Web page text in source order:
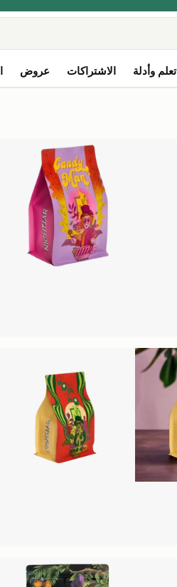
عروض الاشتراكات تعلم وأدلة